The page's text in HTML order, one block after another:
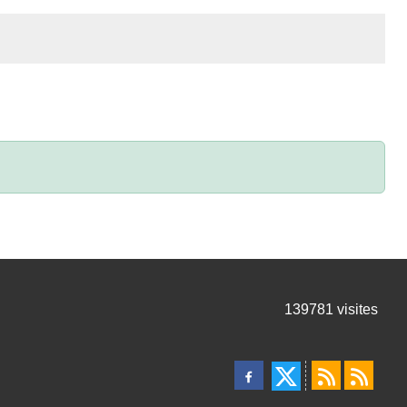
139781 visites